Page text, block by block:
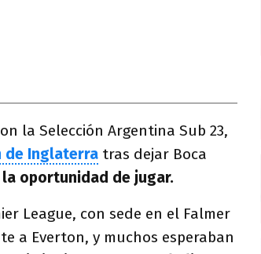
la Selección Argentina Sub 23,
de Inglaterra tras dejar Boca
oportunidad de jugar.
League, con sede en el Falmer
a Everton, y muchos esperaban